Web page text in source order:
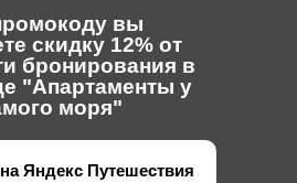
вы
скидку 12% от
бронирования в
"Апартаменты у
моря"
Яндекс Путешествия